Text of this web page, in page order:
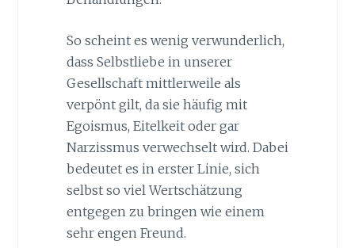
So scheint es wenig verwunderlich,
dass Selbstliebe in unserer
Gesellschaft mittlerweile als
verpönt gilt, da sie häufig mit
Egoismus, Eitelkeit oder gar
Narzissmus verwechselt wird. Dabei
bedeutet es in erster Linie, sich
selbst so viel Wertschätzung
entgegen zu bringen wie einem
sehr engen Freund.